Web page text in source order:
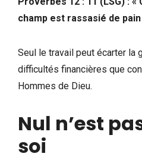
champ est rassasié de
Seul le travail peut écarter la
difficultés financières que
Hommes de Dieu.
Nul n’est
soi